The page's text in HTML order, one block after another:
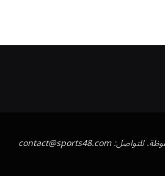
contact@sports48.com